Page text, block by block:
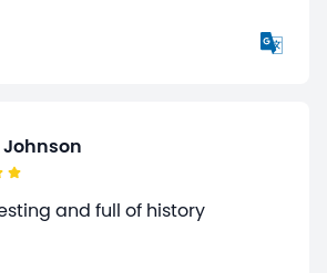
and full of history